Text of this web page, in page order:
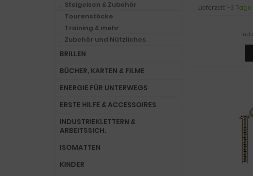
Lieferzeit:1-3 Tage
inkl.
Steigeisen & Zubehör
Tourenstöcke
Training & mehr
Zubehör und Nützliches
BRILLEN
BÜCHER, KARTEN & FILME
ENERGIE FÜR UNTERWEGS
ERSTE HILFE & ACCESSOIRES
INDUSTRIEKLETTERN &
ARBEITSSICH.
ISOMATTEN
KINDER